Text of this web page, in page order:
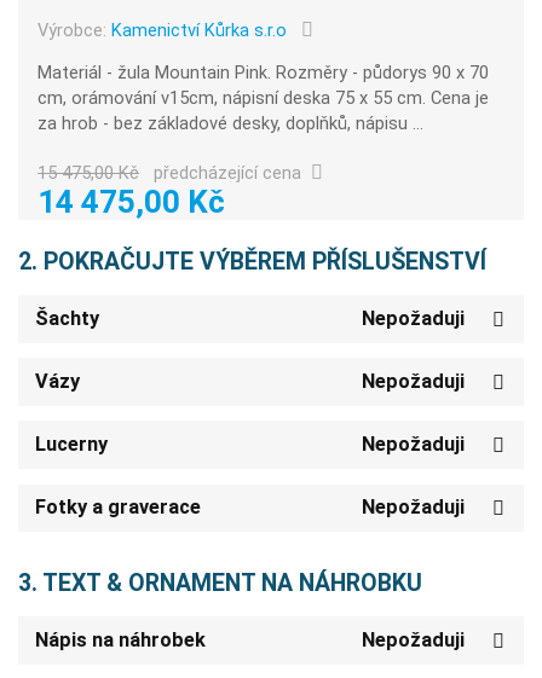
Výrobce:Kamenictví Kůrka s.r.o
Materiál - žula Mountain Pink. Rozměry - půdorys 90 x 70
cm, orámování v15cm, nápisní deska 75 x 55 cm. Cena je
za hrob - bez základové desky, doplňků, nápisu ...
15 475,00 Kč předcházející cena
14 475,00 Kč
2. POKRAČUJTE VÝBĚREM PŘÍSLUŠENSTVÍ
Šachty Nepožaduji
Vázy Nepožaduji
Lucerny Nepožaduji
Fotky a graverace Nepožaduji
3. TEXT & ORNAMENT NA NÁHROBKU
Nápis na náhrobek Nepožaduji